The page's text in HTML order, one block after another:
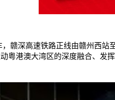
赣深高速铁路正线由赣州西
粤港澳大湾区的深度融合、发